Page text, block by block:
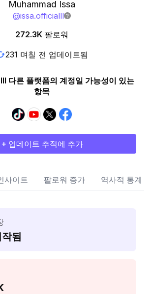
Muhammad Issa
@issa.officialll
272.3K 팔로워
231 며칠 전 업데이트됨
다른 플랫폼의 계정일 가능성이 있는
항목
+ 업데이트 추적에 추가
사이트 팔로워 증가 역사적 통계
됨